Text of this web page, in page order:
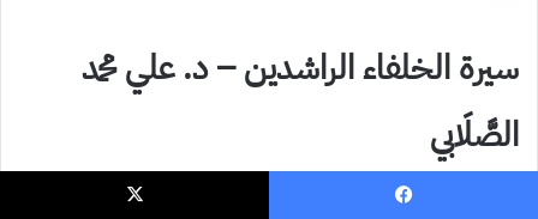
سيرة الخلفاء الراشدين – د. علي محمد
الصَّلَابي
ولمعرفة السيرة النبوية والدخول في تفاصيلها يجب أن نعرف